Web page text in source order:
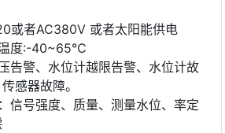
或者AC380V 或者太阳能供电
温度:-40~65℃
告警、水位计越限告警、水位计故
感器故障。
信号强度、质量、测量水位、率定